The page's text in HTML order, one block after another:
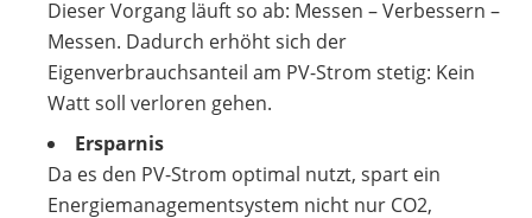
Dieser Vorgang läuft so ab: Messen – Verbessern –
Messen. Dadurch erhöht sich der
Eigenverbrauchsanteil am PV-Strom stetig: Kein
Watt soll verloren gehen.
Ersparnis
Da es den PV-Strom optimal nutzt, spart ein
Energiemanagementsystem nicht nur CO2,